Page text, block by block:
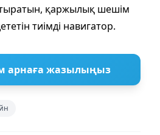
қаржылық шешім
тиімді навигатор.
арнаға жазылыңыз